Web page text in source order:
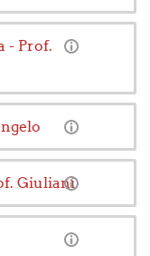
- Prof.
Giuliani